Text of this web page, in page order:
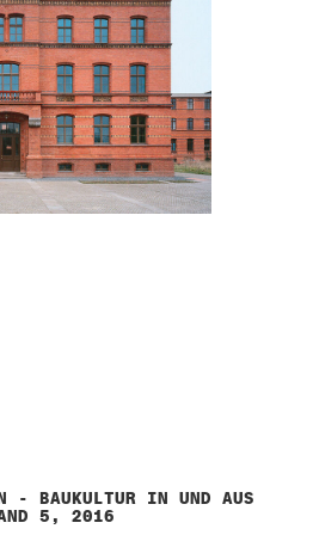
- BAUKULTUR IN UND AUS
5, 2016